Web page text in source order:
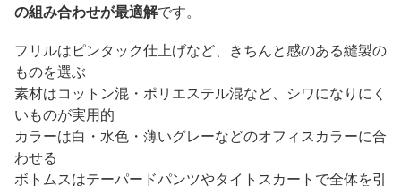
の組み合わせが最適解です。
フリルはピンタック仕上げなど、きちんと感のある縫製の
ものを選ぶ
素材はコットン混・ポリエステル混など、シワになりにく
いものが実用的
カラーは白・水色・薄いグレーなどのオフィスカラーに合
わせる
ボトムスはテーパードパンツやタイトスカートで全体を引